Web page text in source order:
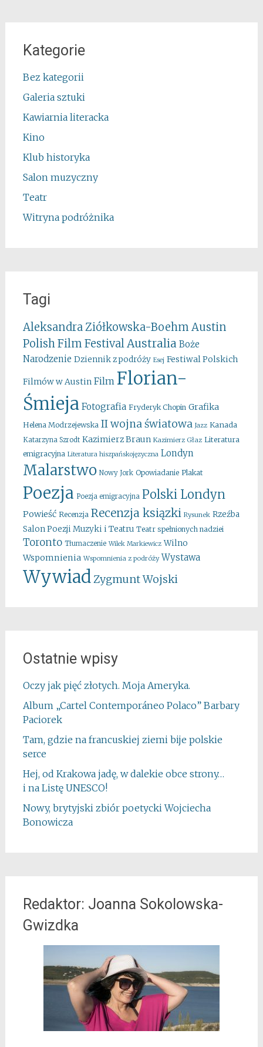
Kategorie
Bez kategorii
Galeria sztuki
Kawiarnia literacka
Kino
Klub historyka
Salon muzyczny
Teatr
Witryna podróżnika
Tagi
Aleksandra Ziółkowska-Boehm Austin
Polish Film FestivalAustralia Boże
Narodzenie Dziennik z podróży Esej Festiwal Polskich
Filmów w Austin Film Florian-
Śmieja Fotografia Fryderyk Chopin Grafika
Helena Modrzejewska II wojna światowa Jazz Kanada
Katarzyna Szrodt Kazimierz Braun Kazimierz Głaz Literatura
emigracyjna Literatura hiszpańskojęzyczna Londyn
Malarstwo Nowy Jork Opowiadanie Plakat
Poezja Poezja emigracyjna Polski Londyn
Powieść Recenzja Recenzja ksiązki Rysunek Rzeźba
Salon Poezji Muzyki i Teatru Teatr spełnionych nadziei
Toronto Tłumaczenie Wilek Markiewicz Wilno
Wspomnienia Wspomnienia z podróży Wystawa
WywiadZygmunt Wojski
Ostatnie wpisy
Oczy jak pięć złotych. Moja Ameryka.
Album „Cartel Contemporáneo Polaco” Barbary
Paciorek
Tam, gdzie na francuskiej ziemi bije polskie
serce
Hej, od Krakowa jadę, w dalekie obce strony…
i na Listę UNESCO!
Nowy, brytyjski zbiór poetycki Wojciecha
Bonowicza
Redaktor: Joanna Sokolowska-
Gwizdka